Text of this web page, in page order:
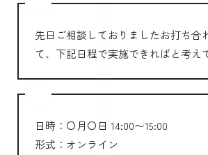
先日ご相談しておりましたお打ち合
て、下記日程で実施できればと考え
日時：〇月〇日 14:00〜15:00
形式：オンライン